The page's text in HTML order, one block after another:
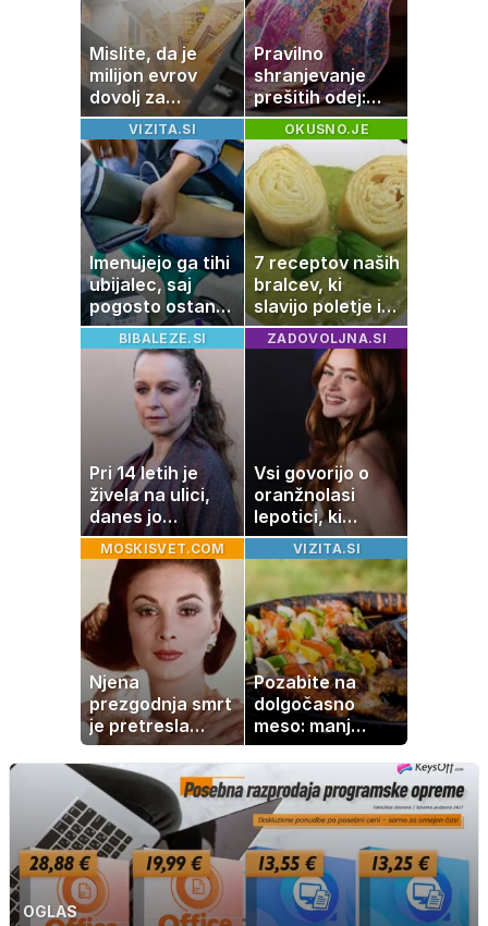
Mislite, da je
milijon evrov
dovolj za
sanjsko
stanovanje? Te
številke so
šokirale Evropo
Pravilno
shranjevanje
prešitih odej:
Kako ohraniti
družinsko
dediščino
VIZITA.SI
Imenujejo ga tihi
ubijalec, saj
pogosto ostane
neopažen:
nenavadni
simptomi
visokega
holesterola
OKUSNO.JE
7 receptov naših
bralcev, ki
slavijo poletje in
tradicijo
BIBALEZE.SI
Pri 14 letih je
živela na ulici,
danes jo
občuduje ves
svet
ZADOVOLJNA.SI
Vsi govorijo o
oranžnolasi
lepotici, ki
navdušuje s
skrivnostno
MOSKISVET.COM
Njena
prezgodnja smrt
je pretresla
modni svet: za
slavo se je
skrivala
tragedija
VIZITA.SI
Pozabite na
dolgočasno
meso: manj
maščobe, več
svežine
OGLAS